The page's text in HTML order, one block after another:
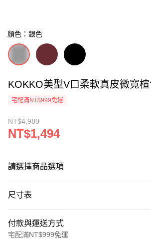
顏色：銀色
KOKKO美型V口柔軟真皮微寬
宅配滿NT$999免運
NT$4,980
NT$1,494
請選擇商品選項
尺寸表
付款與運送方式
宅配滿NT$999免運